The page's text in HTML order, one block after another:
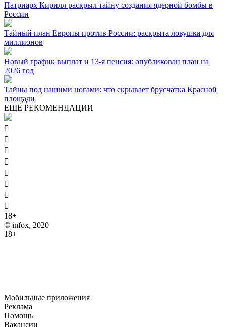
Патриарх Кирилл раскрыл тайну создания ядерной бомбы в
России
Тайный план Европы против России: раскрыта ловушка для
миллионов
Новый график выплат и 13-я пенсия: опубликован план на
2026 год
Тайны под нашими ногами: что скрывает брусчатка Красной
площади
ЕЩЁ РЕКОМЕНДАЦИИ








18+
© infox, 2020
18+
Мобильные приложения
Реклама
Помощь
Вакансии